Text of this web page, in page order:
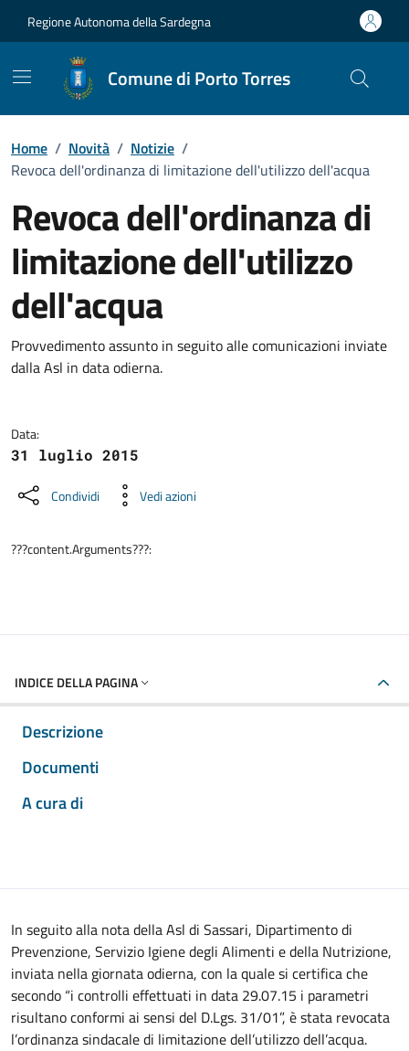
Regione Autonoma della Sardegna
Comune di Porto Torres
Home / Novità / Notizie /
Revoca dell'ordinanza di limitazione dell'utilizzo dell'acqua
Revoca dell'ordinanza di
limitazione dell'utilizzo
dell'acqua
Dettagli della notizia
Provvedimento assunto in seguito alle comunicazioni inviate
dalla Asl in data odierna.
Data:
31 luglio 2015
Condividi Vedi azioni
???content.Arguments???:
INDICE DELLA PAGINA
Descrizione
Documenti
A cura di
In seguito alla nota della Asl di Sassari, Dipartimento di
Prevenzione, Servizio Igiene degli Alimenti e della Nutrizione,
inviata nella giornata odierna, con la quale si certifica che
secondo “i controlli effettuati in data 29.07.15 i parametri
risultano conformi ai sensi del D.Lgs. 31/01”, è stata revocata
l’ordinanza sindacale di limitazione dell’utilizzo dell’acqua.